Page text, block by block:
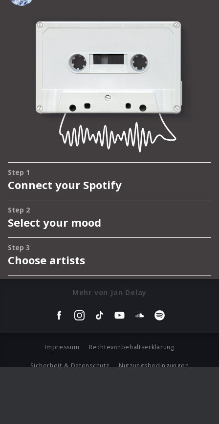
Mehr von Jan Delay
Impressum Rechtevorbehaltserklärung
Sicherheit & Datenschutz Nutzungsbedingungen